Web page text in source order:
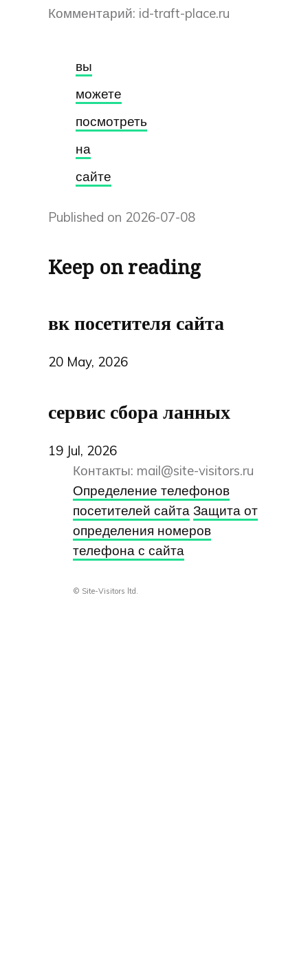
Комментарий: id-traft-place.ru
вы
можете
посмотреть
на
сайте
Published on 2026-07-08
Keep on reading
вк посетителя сайта
20 May, 2026
сервис сбора ланных
19 Jul, 2026
Контакты: mail@site-visitors.ru
Определение телефонов
посетителей сайта Защита от
определения номеров
телефона с сайта
© Site-Visitors ltd.